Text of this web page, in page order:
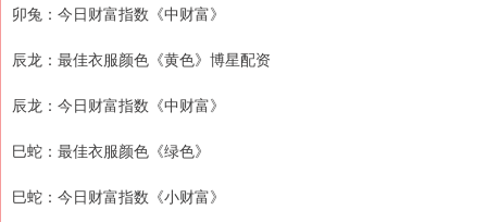
卯兔：今日财富指数《中财富》
辰龙：最佳衣服颜色《黄色》博星配资
辰龙：今日财富指数《中财富》
巳蛇：最佳衣服颜色《绿色》
巳蛇：今日财富指数《小财富》